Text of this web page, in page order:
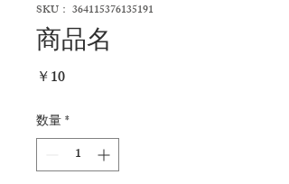
SKU： 364115376135191
商品名
￥10価
数量*